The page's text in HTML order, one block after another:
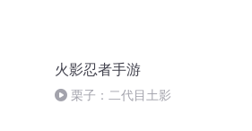
火影忍者手游
栗子：二代目土影